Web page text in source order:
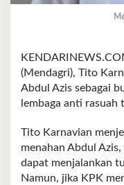
(Mendagri), Tito
Abdul Azis sebagai
lembaga anti rasuah
Tito Karnavian
menahan Abdul
dapat menjalankan
Namun, jika KPK